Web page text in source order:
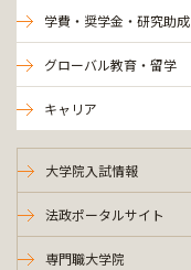
学費・奨学金・研究助成
グローバル教育・留学
キャリア
大学院入試情報
法政ポータルサイト
専門職大学院